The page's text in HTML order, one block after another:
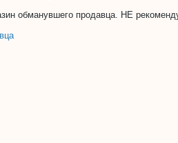
обманувшего продавца. НЕ